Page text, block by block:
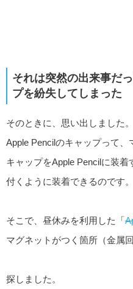
それは突然の出来事だっ
プを紛失してしまった
そのときに、思い出しました。
Apple Pencilのキャップって、
キャップをApple Pencilに装
付くように装着できるのです。
そこで、昼休みを利用した「
マグネットがつく箇所（金属
探しました。